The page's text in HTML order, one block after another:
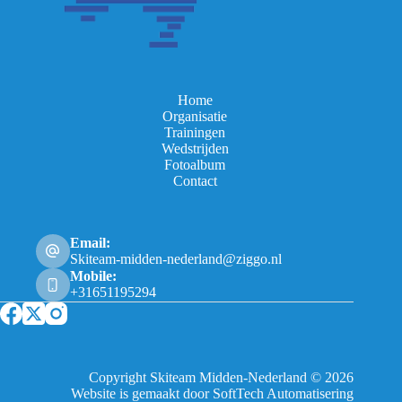
Home
Organisatie
Trainingen
Wedstrijden
Fotoalbum
Contact
Email:
Skiteam-midden-nederland@ziggo.nl
Mobile:
+31651195294
Copyright Skiteam Midden-Nederland © 2026
Website is gemaakt door SoftTech Automatisering